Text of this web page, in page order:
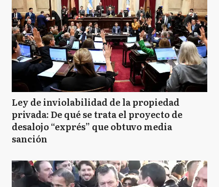
Ley de inviolabilidad de la propiedad
privada: De qué se trata el proyecto de
desalojo “exprés” que obtuvo media
sanción